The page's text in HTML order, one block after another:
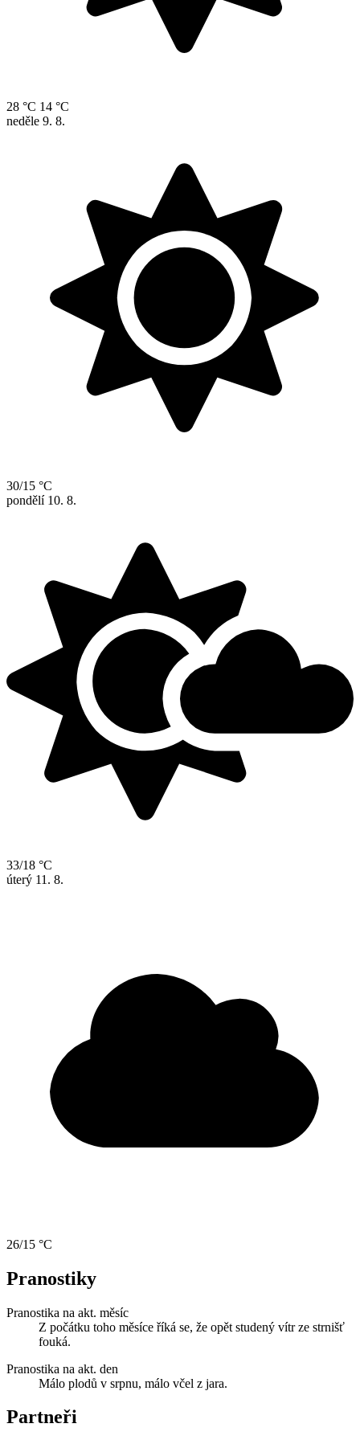
28 °C 14 °C
neděle 9. 8.
30/15 °C
pondělí 10. 8.
33/18 °C
úterý 11. 8.
26/15 °C
Pranostiky
Pranostika na akt. měsíc
Z počátku toho měsíce říká se, že opět studený vítr ze strnišť
fouká.
Pranostika na akt. den
Málo plodů v srpnu, málo včel z jara.
Partneři